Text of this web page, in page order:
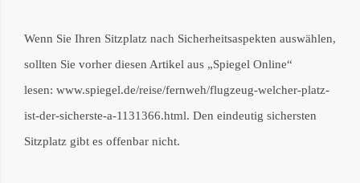
Wenn Sie Ihren Sitzplatz nach Sicherheitsaspekten auswählen,
sollten Sie vorher diesen Artikel aus „Spiegel Online“
lesen: www.spiegel.de/reise/fernweh/flugzeug-welcher-platz-
ist-der-sicherste-a-1131366.html. Den eindeutig sichersten
Sitzplatz gibt es offenbar nicht.